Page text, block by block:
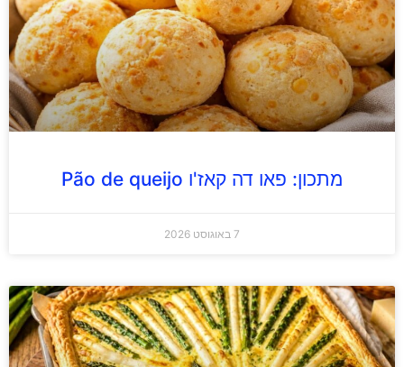
מתכון: פאו דה קאז'ו Pão de queijo
7 באוגוסט 2026